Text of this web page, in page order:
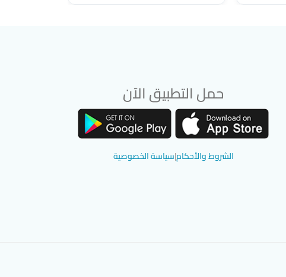
حمل التطبيق الآن
الشروط والأحكام|سياسة الخصوصية